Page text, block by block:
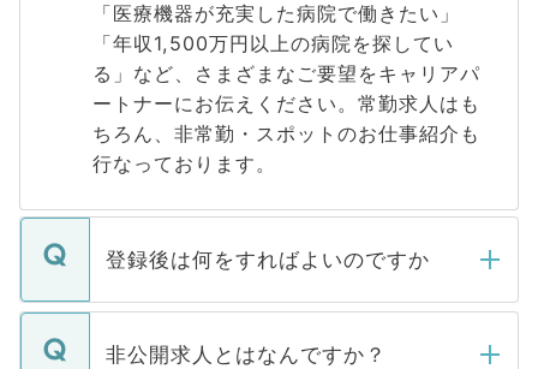
「医療機器が充実した病院で働きたい」
「年収1,500万円以上の病院を探してい
る」など、さまざまなご要望をキャリアパ
ートナーにお伝えください。常勤求人はも
ちろん、非常勤・スポットのお仕事紹介も
行なっております。
登録後は何をすればよいのですか
ご登録いただきましたら、弊社担当者がご
登録内容を確認し、その後メールもしくは
非公開求人とはなんですか？